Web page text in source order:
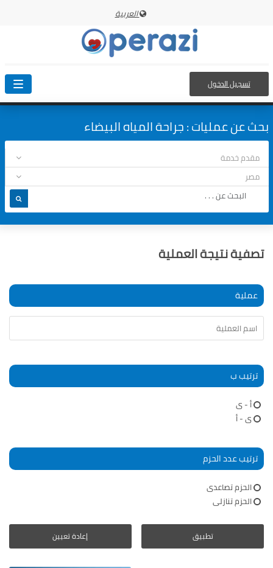
العربية
تسجيل الدخول
بحث عن عمليات : جراحة المياه البيضاء
تصفية نتيجة العملية
عملية
ترتيب ب
أ - ى
ى - أ
ترتيب عدد الحزم
الحزم تصاعدى
الحزم تنازلى
إعادة تعيين تطبيق